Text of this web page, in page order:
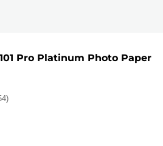
Pro Platinum Photo Paper